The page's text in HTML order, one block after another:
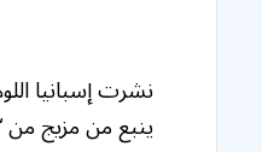
نشرت إسبانيا
ينبع من مزيج من